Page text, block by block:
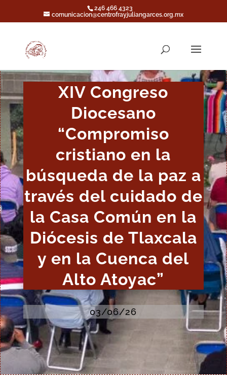
246 466 4323
comunicacion@centrofrayjuliangarces.org.mx
XIV Congreso
Diocesano
“Compromiso
cristiano en la
búsqueda de la paz a
través del cuidado de
la Casa Común en la
Diócesis de Tlaxcala
y en la Cuenca del
Alto Atoyac”
03/06/26